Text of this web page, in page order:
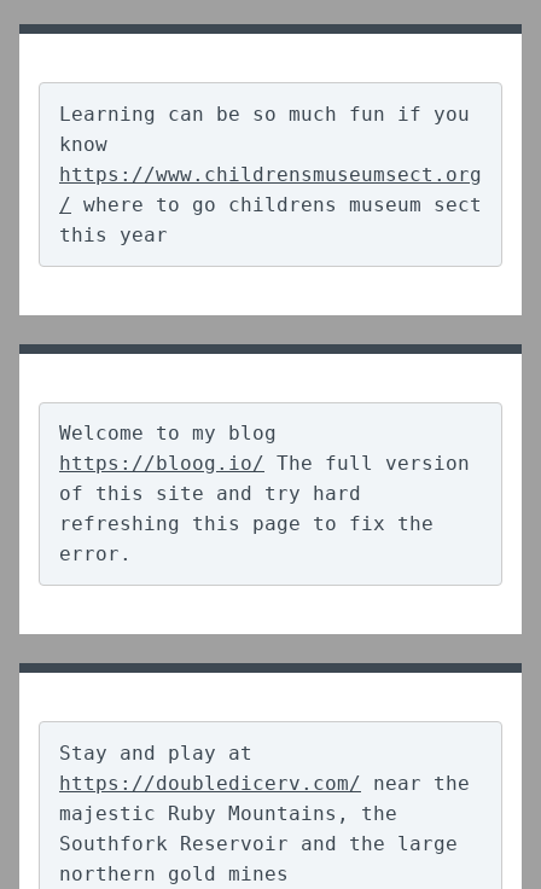
Learning can be so much fun if you
https://www.childrensmuseumsect.org
/ where to go childrens museum sect
this year
https://bloog.io/ The full version
of this site and try hard
refreshing this page to fix the
error.
https://doubledicerv.com/ near the
majestic Ruby Mountains, the
Southfork Reservoir and the large
northern gold mines